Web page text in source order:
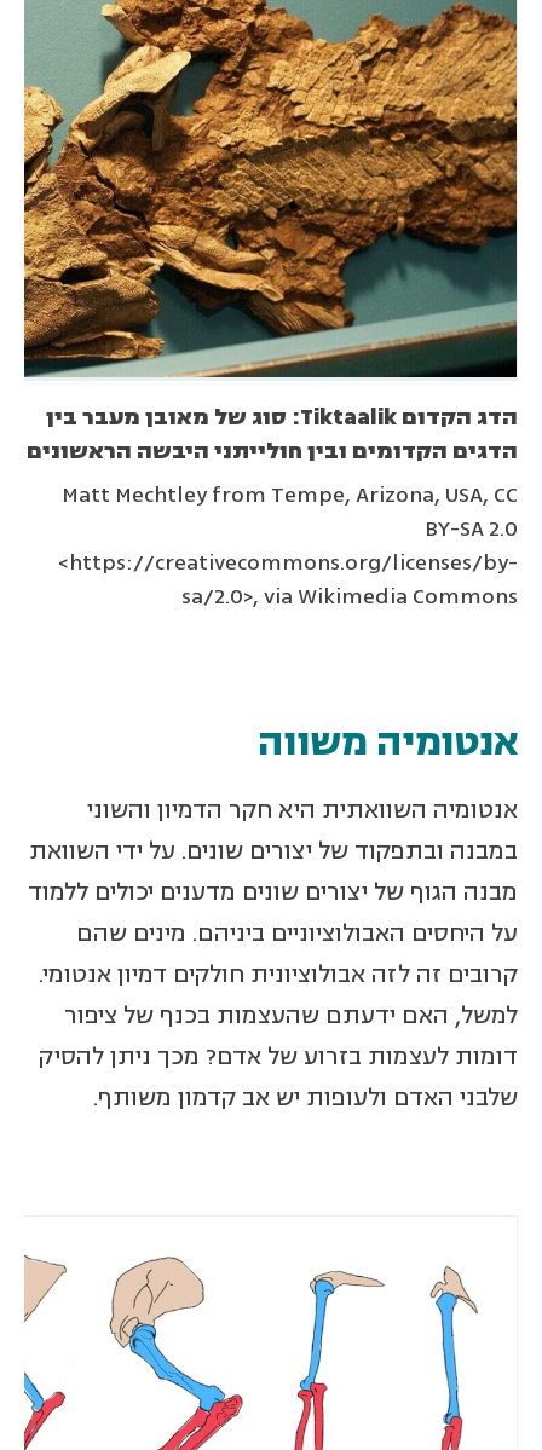
הדג הקדום Tiktaalik: סוג של מאובן מעבר בין
הדגים הקדומים ובין חולייתני היבשה הראשונים
Matt Mechtley from Tempe, Arizona, USA, CC
BY-SA 2.0
<https://creativecommons.org/licenses/by-
sa/2.0>, via Wikimedia Commons
אנטומיה משווה
אנטומיה השוואתית היא חקר הדמיון והשוני
במבנה ובתפקוד של יצורים שונים. על ידי השוואת
מבנה הגוף של יצורים שונים מדענים יכולים ללמוד
על היחסים האבולוציוניים ביניהם. מינים שהם
קרובים זה לזה אבולוציונית חולקים דמיון אנטומי.
למשל, האם ידעתם שהעצמות בכנף של ציפור
דומות לעצמות בזרוע של אדם? מכך ניתן להסיק
שלבני האדם ולעופות יש אב קדמון משותף.